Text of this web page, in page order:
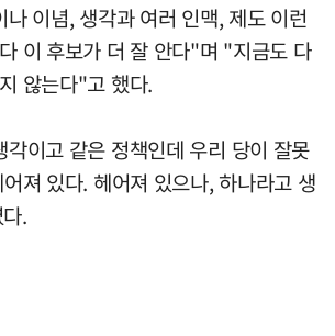
이념, 생각과 여러 인맥, 제도 이런
이 후보가 더 잘 안다"며 "지금도 다
않는다"고 했다.
이고 같은 정책인데 우리 당이 잘못
져 있다. 헤어져 있으나, 하나라고 생
.